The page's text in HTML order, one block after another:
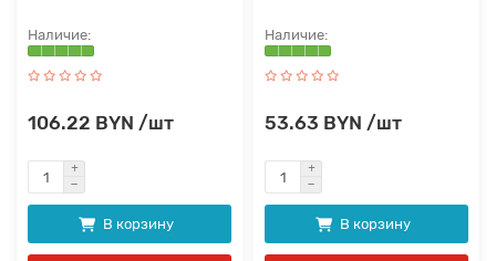
106.22 BYN /шт
В корзину
53.63 BYN /шт
В корзину